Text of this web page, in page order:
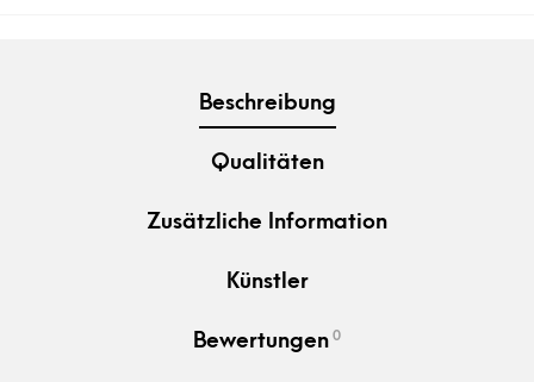
Beschreibung
Qualitäten
Zusätzliche Information
Künstler
Bewertungen 0